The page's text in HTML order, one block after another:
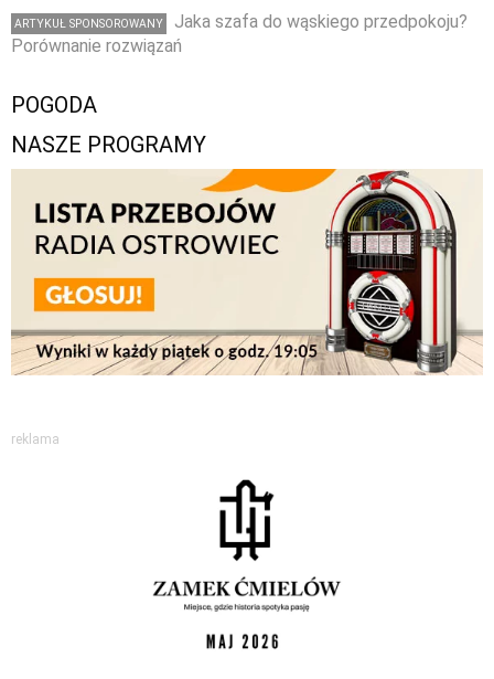
ARTYKUŁ SPONSOROWANY
Jaka szafa do wąskiego przedpokoju?
Porównanie rozwiązań
POGODA
NASZE PROGRAMY
reklama